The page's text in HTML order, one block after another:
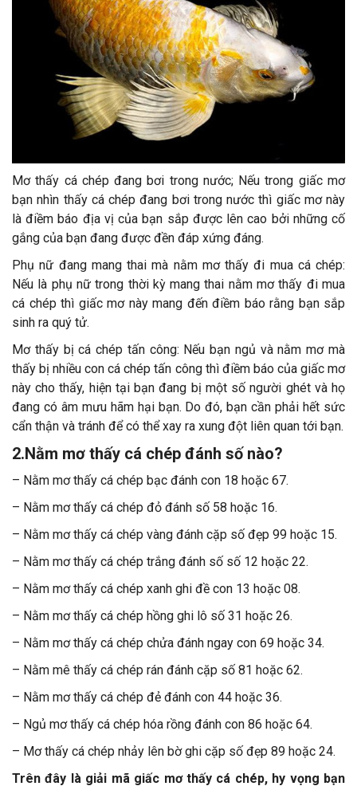
Mơ thấy cá chép đang bơi trong nước; Nếu trong giấc mơ
bạn nhìn thấy cá chép đang bơi trong nước thì giấc mơ này
là điềm báo địa vị của bạn sắp được lên cao bởi những cố
gắng của bạn đang được đền đáp xứng đáng.
Phụ nữ đang mang thai mà nằm mơ thấy đi mua cá chép:
Nếu là phụ nữ trong thời kỳ mang thai nằm mơ thấy đi mua
cá chép thì giấc mơ này mang đến điềm báo rằng bạn sắp
sinh ra quý tử.
Mơ thấy bị cá chép tấn công: Nếu bạn ngủ và nằm mơ mà
thấy bị nhiều con cá chép tấn công thì điềm báo của giấc mơ
này cho thấy, hiện tại bạn đang bị một số người ghét và họ
đang có âm mưu hãm hại bạn. Do đó, bạn cần phải hết sức
cẩn thận và tránh để có thể xay ra xung đột liên quan tới bạn.
2.Nằm mơ thấy cá chép đánh số nào?
– Nằm mơ thấy cá chép bạc đánh con 18 hoặc 67.
– Nằm mơ thấy cá chép đỏ đánh số 58 hoặc 16.
– Nằm mơ thấy cá chép vàng đánh cặp số đẹp 99 hoặc 15.
– Nằm mơ thấy cá chép trắng đánh số số 12 hoặc 22.
– Nằm mơ thấy cá chép xanh ghi đề con 13 hoặc 08.
– Nằm mơ thấy cá chép hồng ghi lô số 31 hoặc 26.
– Nằm mơ thấy cá chép chửa đánh ngay con 69 hoặc 34.
– Nằm mê thấy cá chép rán đánh cặp số 81 hoặc 62.
– Nằm mơ thấy cá chép đẻ đánh con 44 hoặc 36.
– Ngủ mơ thấy cá chép hóa rồng đánh con 86 hoặc 64.
– Mơ thấy cá chép nhảy lên bờ ghi cặp số đẹp 89 hoặc 24.
Trên đây là giải mã giấc mơ thấy cá chép, hy vọng bạn